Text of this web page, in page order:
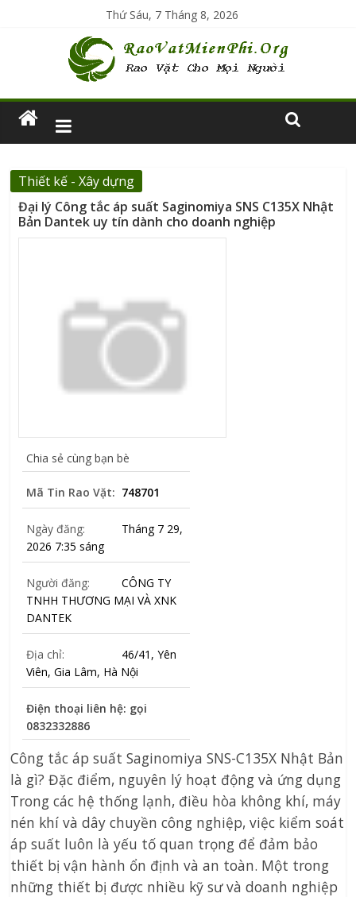
Thứ Sáu, 7 Tháng 8, 2026
Thiết kế - Xây dựng
Đại lý Công tắc áp suất Saginomiya SNS C135X Nhật
Bản Dantek uy tín dành cho doanh nghiệp
Chia sẻ cùng bạn bè
Mã Tin Rao Vặt: 748701
Ngày đăng:
Tháng 7 29,
2026 7:35 sáng
Người đăng:
CÔNG TY
TNHH THƯƠNG MẠI VÀ XNK
DANTEK
Địa chỉ:
46/41, Yên
Viên, Gia Lâm, Hà Nội
Điện thoại liên hệ: gọi
0832332886
Công tắc áp suất Saginomiya SNS-C135X Nhật Bản
là gì? Đặc điểm, nguyên lý hoạt động và ứng dụng
Trong các hệ thống lạnh, điều hòa không khí, máy
nén khí và dây chuyền công nghiệp, việc kiểm soát
áp suất luôn là yếu tố quan trọng để đảm bảo
thiết bị vận hành ổn định và an toàn. Một trong
những thiết bị được nhiều kỹ sư và doanh nghiệp